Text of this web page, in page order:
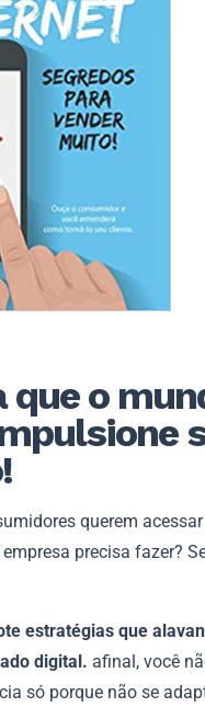
que o
querem
precisa fazer?
estratégias que
digital. afinal, você
só porque não se